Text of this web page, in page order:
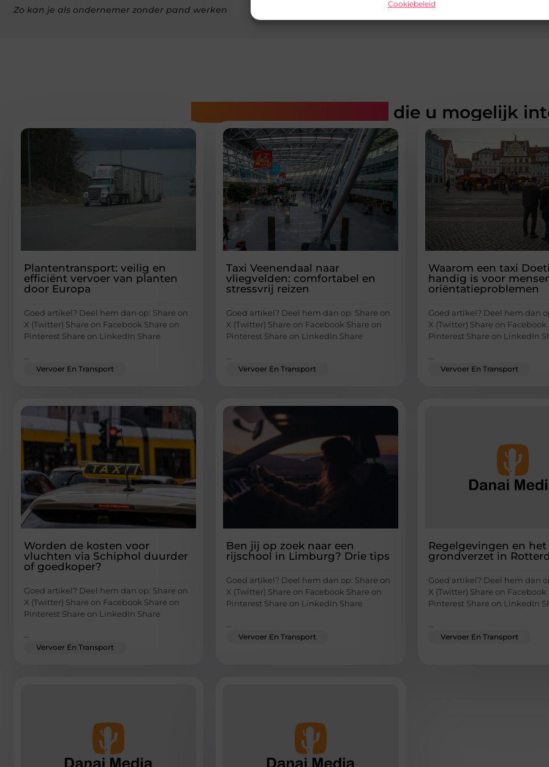
Cookiebeleid
Zo kan je als ondernemer zonder pand werken Zo creëer je een
die u mogelijk
Plantentransport: veilig en
efficiënt vervoer van planten
door Europa
Goed artikel? Deel hem dan op: Share on
X (Twitter) Share on Facebook Share on
Pinterest Share on LinkedIn Share
...
Vervoer En Transport
Taxi Veenendaal naar
vliegvelden: comfortabel en
stressvrij reizen
Goed artikel? Deel hem dan op: Share on
X (Twitter) Share on Facebook Share on
Pinterest Share on LinkedIn Share
...
Vervoer En Transport
Waarom een taxi
handig is voor
oriëntatieproblemen
Goed artikel? Deel hem dan
X (Twitter) Share on Facebook
Pinterest Share on LinkedIn
...
Vervoer En Transport
Worden de kosten voor
vluchten via Schiphol duurder
of goedkoper?
Goed artikel? Deel hem dan op: Share on
X (Twitter) Share on Facebook Share on
Pinterest Share on LinkedIn Share
Vervoer En Transport
Ben jij op zoek naar een
rijschool in Limburg? Drie tips
Goed artikel? Deel hem dan op: Share on
X (Twitter) Share on Facebook Share on
Pinterest Share on LinkedIn Share
Vervoer En Transport
Regelgevingen en het
grondverzet in
Goed artikel? Deel hem dan
X (Twitter) Share on Facebook
Pinterest Share on LinkedIn
Vervoer En Transport